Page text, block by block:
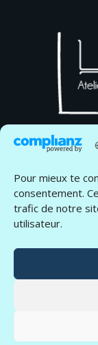
Pour mieux te
consentement.
trafic de notre
utilisateur.